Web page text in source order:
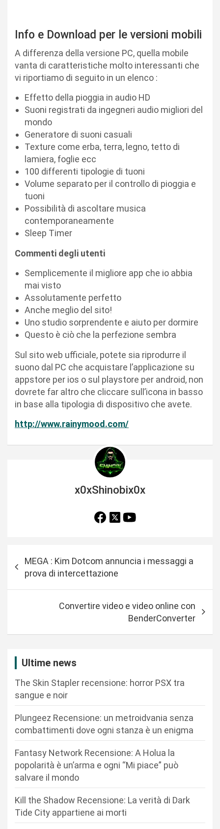
Info e Download per le versioni mobili
A differenza della versione PC, quella mobile
vanta di caratteristiche molto interessanti che
vi riportiamo di seguito in un elenco :
Effetto della pioggia in audio HD
Suoni registrati da ingegneri audio migliori del
mondo
Generatore di suoni casuali
Texture come erba, terra, legno, tetto di
lamiera, foglie ecc
100 differenti tipologie di tuoni
Volume separato per il controllo di pioggia e
tuoni
Possibilità di ascoltare musica
contemporaneamente
Sleep Timer
Commenti degli utenti
Semplicemente il migliore app che io abbia
mai visto
Assolutamente perfetto
Anche meglio del sito!
Uno studio sorprendente e aiuto per dormire
Questo è ciò che la perfezione sembra
Sul sito web ufficiale, potete sia riprodurre il
suono dal PC che acquistare l’applicazione su
appstore per ios o sul playstore per android, non
dovrete far altro che cliccare sull’icona in basso
in base alla tipologia di dispositivo che avete.
http://www.rainymood.com/
x0xShinobix0x
a
MEGA : Kim Dotcom annuncia i messaggi a
prova di intercettazione
Convertire video e video online con
BenderConverter
Ultime news
The Skin Stapler recensione: horror PSX tra
sangue e noir
Plungeez Recensione: un metroidvania senza
combattimenti dove ogni stanza è un enigma
Fantasy Network Recensione: A Holua la
popolarità è un’arma e ogni “Mi piace” può
salvare il mondo
Kill the Shadow Recensione: La verità di Dark
Tide City appartiene ai morti